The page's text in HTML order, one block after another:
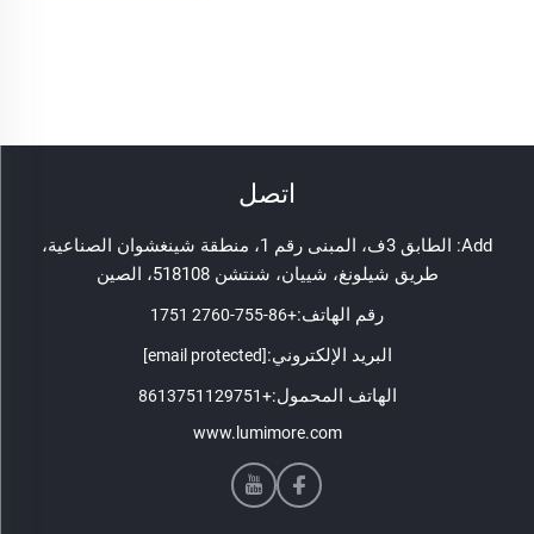
اتصل
Add: الطابق 3ف، المبنى رقم 1، منطقة شينغشوان الصناعية،
طريق شيلونغ، شييان، شنتشن 518108، الصين
رقم الهاتف:+86-755-2760 1751
البريد الإلكتروني:[email protected]
الهاتف المحمول:+8613751129751
www.lumimore.com